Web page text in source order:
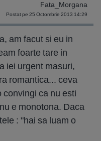
Fata_Morgana
Postat pe 25 Octombrie 2013 14:29
am facut si eu in
foarte tare in
iei urgent masuri,
romantica... ceva
convingi ca nu esti
e monotona. Daca
: "hai sa luam o